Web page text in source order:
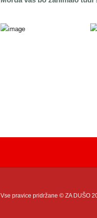
Vse pravice pridržane © ZA DUŠO